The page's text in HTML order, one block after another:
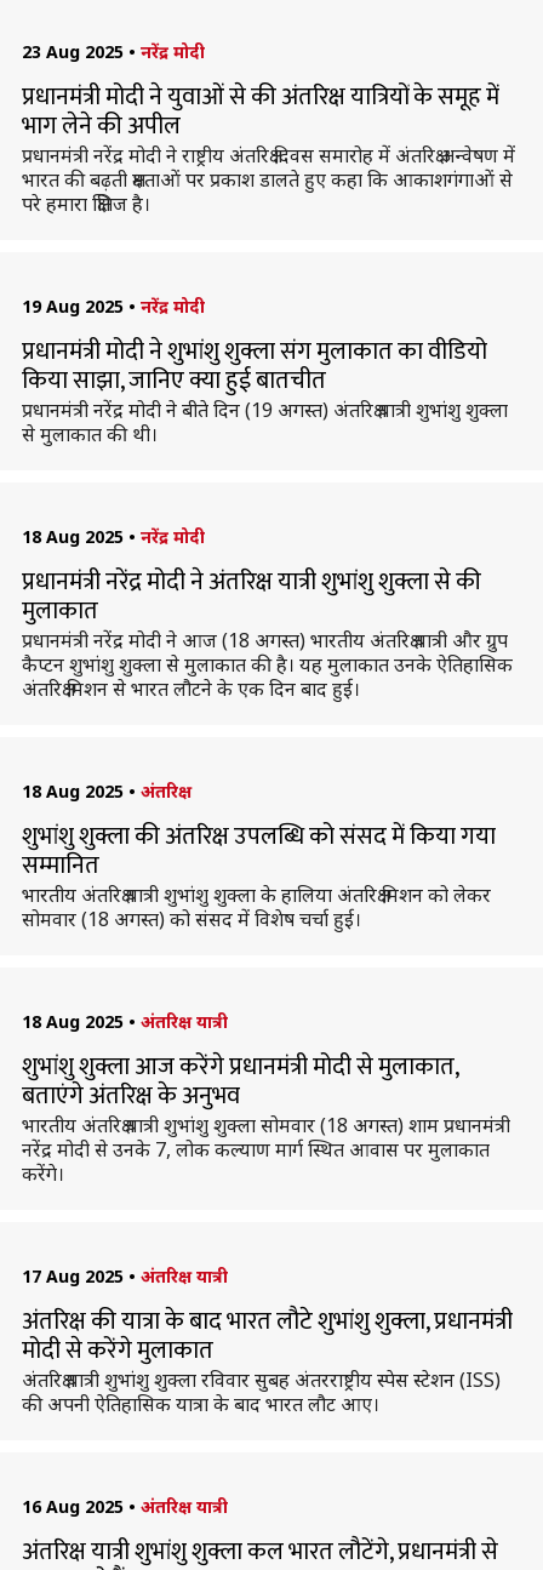
23 Aug 2025 • नरेंद्र मोदी
प्रधानमंत्री मोदी ने युवाओं से की अंतरिक्ष यात्रियों के समूह में
भाग लेने की अपील
प्रधानमंत्री नरेंद्र मोदी ने राष्ट्रीय अंतरिक्ष दिवस समारोह में अंतरिक्ष अन्वेषण में
भारत की बढ़ती क्षमताओं पर प्रकाश डालते हुए कहा कि आकाशगंगाओं से
परे हमारा क्षितिज है।
19 Aug 2025 • नरेंद्र मोदी
प्रधानमंत्री मोदी ने शुभांशु शुक्ला संग मुलाकात का वीडियो
किया साझा, जानिए क्या हुई बातचीत
प्रधानमंत्री नरेंद्र मोदी ने बीते दिन (19 अगस्त) अंतरिक्ष यात्री शुभांशु शुक्ला
से मुलाकात की थी।
18 Aug 2025 • नरेंद्र मोदी
प्रधानमंत्री नरेंद्र मोदी ने अंतरिक्ष यात्री शुभांशु शुक्ला से की
मुलाकात
प्रधानमंत्री नरेंद्र मोदी ने आज (18 अगस्त) भारतीय अंतरिक्ष यात्री और ग्रुप
कैप्टन शुभांशु शुक्ला से मुलाकात की है। यह मुलाकात उनके ऐतिहासिक
अंतरिक्ष मिशन से भारत लौटने के एक दिन बाद हुई।
18 Aug 2025 • अंतरिक्ष
शुभांशु शुक्ला की अंतरिक्ष उपलब्धि को संसद में किया गया
सम्मानित
भारतीय अंतरिक्ष यात्री शुभांशु शुक्ला के हालिया अंतरिक्ष मिशन को लेकर
सोमवार (18 अगस्त) को संसद में विशेष चर्चा हुई।
18 Aug 2025 • अंतरिक्ष यात्री
शुभांशु शुक्ला आज करेंगे प्रधानमंत्री मोदी से मुलाकात,
बताएंगे अंतरिक्ष के अनुभव
भारतीय अंतरिक्ष यात्री शुभांशु शुक्ला सोमवार (18 अगस्त) शाम प्रधानमंत्री
नरेंद्र मोदी से उनके 7, लोक कल्याण मार्ग स्थित आवास पर मुलाकात
करेंगे।
17 Aug 2025 • अंतरिक्ष यात्री
अंतरिक्ष की यात्रा के बाद भारत लौटे शुभांशु शुक्ला, प्रधानमंत्री
मोदी से करेंगे मुलाकात
अंतरिक्ष यात्री शुभांशु शुक्ला रविवार सुबह अंतरराष्ट्रीय स्पेस स्टेशन (ISS)
की अपनी ऐतिहासिक यात्रा के बाद भारत लौट आए।
16 Aug 2025 • अंतरिक्ष यात्री
अंतरिक्ष यात्री शुभांशु शुक्ला कल भारत लौटेंगे, प्रधानमंत्री से